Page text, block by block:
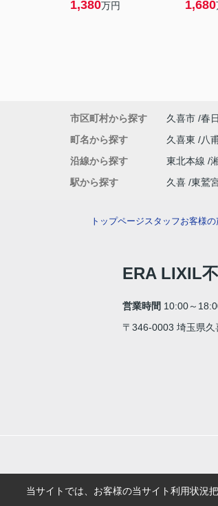
1,380万円 1,680
市区町村から探す 久喜市 春
町名から探す
久喜東 八
沿線から探す
東北本線
駅から探す
久喜 東鷲
トップページスタッフお客様の
ERA LIXIL
営業時間 10:00～
〒346-0003 埼玉県久
当サイトでは、お客様の当サイト利用状況